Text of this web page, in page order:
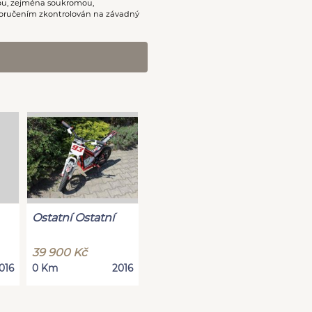
zejména soukromou,
zkontrolován na závadný
Ostatní Ostatní
39 900 Kč
0 Km 2016